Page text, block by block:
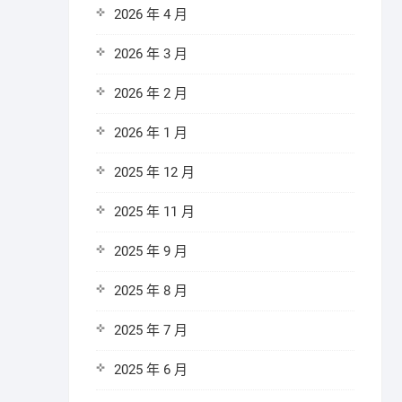
2026 年 4 月
2026 年 3 月
2026 年 2 月
2026 年 1 月
2025 年 12 月
2025 年 11 月
2025 年 9 月
2025 年 8 月
2025 年 7 月
2025 年 6 月